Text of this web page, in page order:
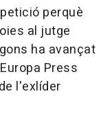
perquè
al jutge
ha avançat
Press
l'exlíder